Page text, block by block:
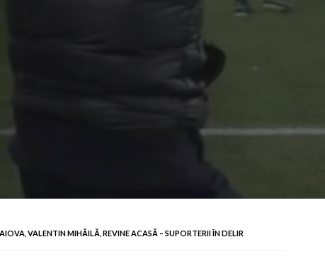
VALENTIN MIHĂILĂ, REVINE ACASĂ – SUPORTERII ÎN DELIR